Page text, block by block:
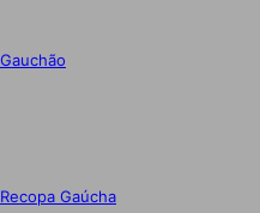
Gauchão
Recopa Gaúcha